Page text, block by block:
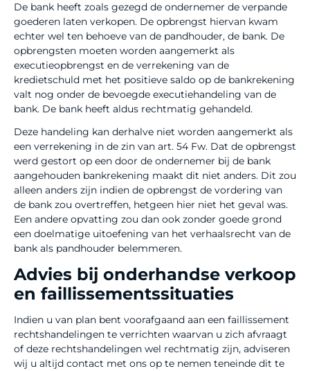
De bank heeft zoals gezegd de ondernemer de verpande
goederen laten verkopen. De opbrengst hiervan kwam
echter wel ten behoeve van de pandhouder, de bank. De
opbrengsten moeten worden aangemerkt als
executieopbrengst en de verrekening van de
kredietschuld met het positieve saldo op de bankrekening
valt nog onder de bevoegde executiehandeling van de
bank. De bank heeft aldus rechtmatig gehandeld.
Deze handeling kan derhalve niet worden aangemerkt als
een verrekening in de zin van art. 54 Fw. Dat de opbrengst
werd gestort op een door de ondernemer bij de bank
aangehouden bankrekening maakt dit niet anders. Dit zou
alleen anders zijn indien de opbrengst de vordering van
de bank zou overtreffen, hetgeen hier niet het geval was.
Een andere opvatting zou dan ook zonder goede grond
een doelmatige uitoefening van het verhaalsrecht van de
bank als pandhouder belemmeren.
Advies bij onderhandse verkoop
en faillissementssituaties
Indien u van plan bent voorafgaand aan een faillissement
rechtshandelingen te verrichten waarvan u zich afvraagt
of deze rechtshandelingen wel rechtmatig zijn, adviseren
wij u altijd contact met ons op te nemen teneinde dit te